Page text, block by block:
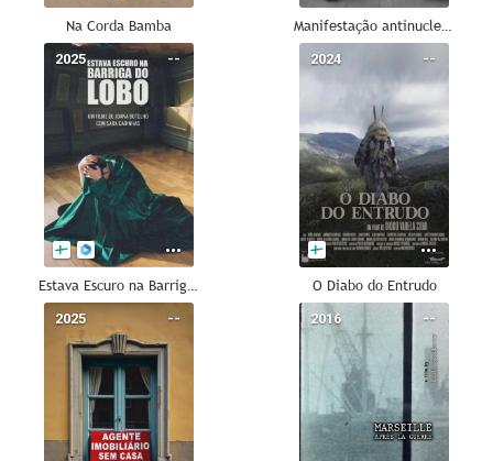
Na Corda Bamba Manifestação antinuclear em Ferrel
--
2025
Estava Escuro na Barriga do Lobo
--
2024
O Diabo do Entrudo
--
2025 --
2016